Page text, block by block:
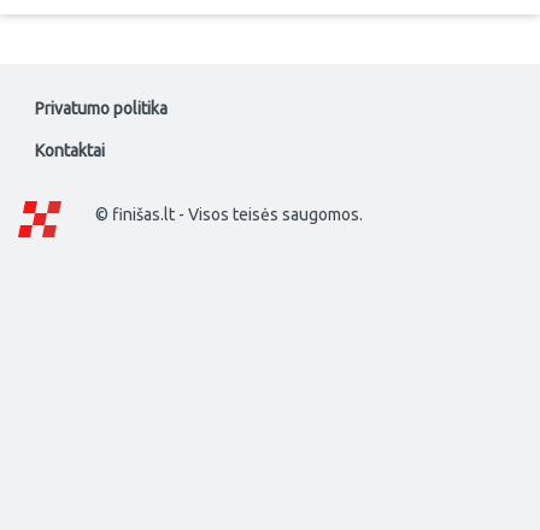
Privatumo politika
Kontaktai
© finišas.lt - Visos teisės saugomos.